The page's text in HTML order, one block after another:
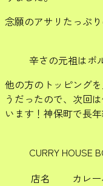
念願のアサリたっぷ
辛さの元祖はボ
他の方のトッピング
うだったので、次回
います！神保町で長
CURRY HOUSE
店名
カレ